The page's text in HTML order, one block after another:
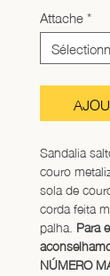
Attache*
Sandalia
couro
sola de
corda feita
palha. Para
NÚMERO